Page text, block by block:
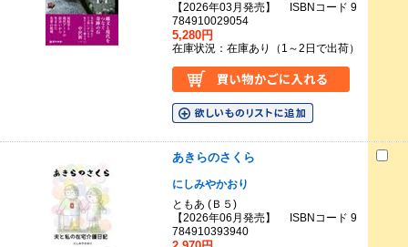
【2026年03月発売】 ISBNコード 9
784910029054
5,280円
在庫状況：在庫あり（1～2日で出荷）
あきらのさくら
にしみやかおり
ともあ (Ｂ５)
【2026年06月発売】 ISBNコード 9
784910393940